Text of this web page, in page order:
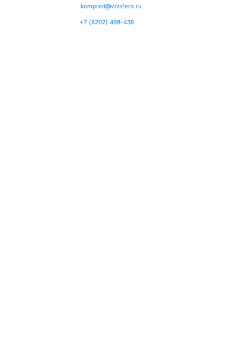
kompred@volsfera.ru
+7 (8202) 498-438